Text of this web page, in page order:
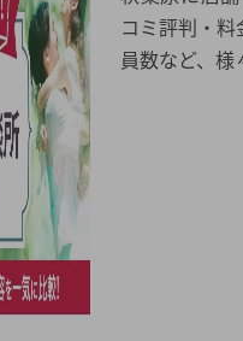
コミ評判・
員数など、様
の平均初婚